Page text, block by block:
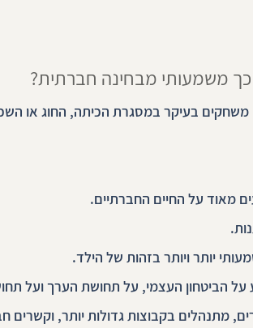
כך משמעותי מבחינה חברתית?
משחקים בעיקר במסגרת הכיתה, החוג או
מאוד על החיים החברתיים.
יותר ויותר בזהות של הילד.
הביטחון העצמי, על תחושת הערך ועל
מתנהלים בקבוצות גדולות יותר, וקשרים